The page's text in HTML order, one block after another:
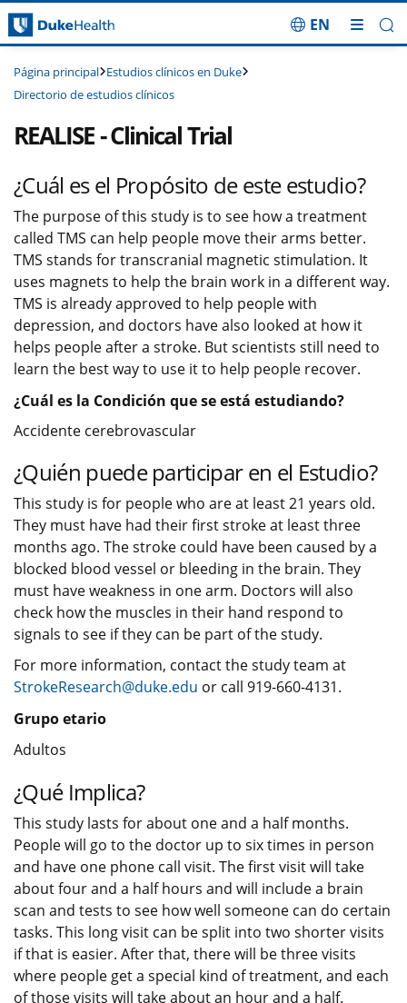
Saltar navegación
EN
Página principal Estudios clínicos en Duke
Directorio de estudios clínicos
REALISE - Clinical Trial
¿Cuál es el Propósito de este estudio?
The purpose of this study is to see how a treatment
called TMS can help people move their arms better.
TMS stands for transcranial magnetic stimulation. It
uses magnets to help the brain work in a different way.
TMS is already approved to help people with
depression, and doctors have also looked at how it
helps people after a stroke. But scientists still need to
learn the best way to use it to help people recover.
¿Cuál es la Condición que se está estudiando?
Accidente cerebrovascular
¿Quién puede participar en el Estudio?
This study is for people who are at least 21 years old.
They must have had their first stroke at least three
months ago. The stroke could have been caused by a
blocked blood vessel or bleeding in the brain. They
must have weakness in one arm. Doctors will also
check how the muscles in their hand respond to
signals to see if they can be part of the study.
For more information, contact the study team at
StrokeResearch@duke.edu or call 919-660-4131.
Grupo etario
Adultos
¿Qué Implica?
This study lasts for about one and a half months.
People will go to the doctor up to six times in person
and have one phone call visit. The first visit will take
about four and a half hours and will include a brain
scan and tests to see how well someone can do certain
tasks. This long visit can be split into two shorter visits
if that is easier. After that, there will be three visits
where people get a special kind of treatment, and each
of those visits will take about an hour and a half.